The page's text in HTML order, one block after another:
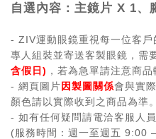
自選內容：主鏡片 X 1、
- ZIV運動眼鏡重視每一位客
專人組裝並寄送客製眼鏡，需
含假日) ，若為急單請注意商品
- 網頁圖片因製圖關係會與實
顏色請以實際收到之商品為準
- 如有任何疑問請電洽客服人
(服務時間：週一至週五 9:00